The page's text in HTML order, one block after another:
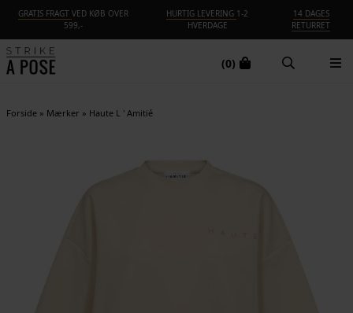
GRATIS FRAGT VED KØB OVER
599,-
HURTIG LEVERING 1-2
HVERDAGE
14 DAGES
RETURRET
(0)
Forside» Mærker » Haute L ' Amitié